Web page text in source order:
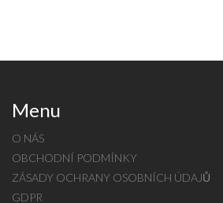
Menu
O NÁS
OBCHODNÍ PODMÍNKY
ZÁSADY OCHRANY OSOBNÍCH ÚDAJŮ
GDPR